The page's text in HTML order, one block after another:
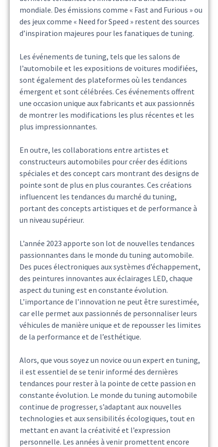
mondiale. Des émissions comme « Fast and Furious » ou
des jeux comme « Need for Speed » restent des sources
d’inspiration majeures pour les fanatiques de tuning.
Les événements de tuning, tels que les salons de
l’automobile et les expositions de voitures modifiées,
sont également des plateformes où les tendances
émergent et sont célébrées. Ces événements offrent
une occasion unique aux fabricants et aux passionnés
de montrer les modifications les plus récentes et les
plus impressionnantes.
En outre, les collaborations entre artistes et
constructeurs automobiles pour créer des éditions
spéciales et des concept cars montrant des designs de
pointe sont de plus en plus courantes. Ces créations
influencent les tendances du marché du tuning,
portant des concepts artistiques et de performance à
un niveau supérieur.
L’année 2023 apporte son lot de nouvelles tendances
passionnantes dans le monde du tuning automobile.
Des puces électroniques aux systèmes d’échappement,
des peintures innovantes aux éclairages LED, chaque
aspect du tuning est en constante évolution.
L’importance de l’innovation ne peut être surestimée,
car elle permet aux passionnés de personnaliser leurs
véhicules de manière unique et de repousser les limites
de la performance et de l’esthétique.
Alors, que vous soyez un novice ou un expert en tuning,
il est essentiel de se tenir informé des dernières
tendances pour rester à la pointe de cette passion en
constante évolution. Le monde du tuning automobile
continue de progresser, s’adaptant aux nouvelles
technologies et aux sensibilités écologiques, tout en
mettant en avant la créativité et l’expression
personnelle. Les années à venir promettent encore